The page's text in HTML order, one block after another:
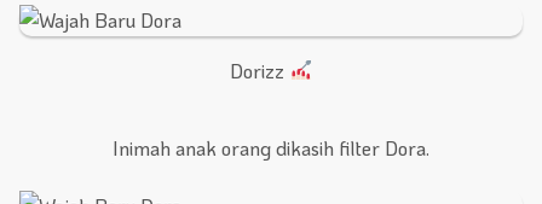
Dorizz
Inimah anak orang dikasih filter Dora.